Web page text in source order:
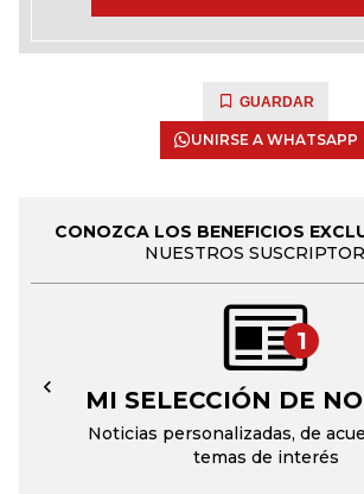
GUARDAR
UNIRSE A WHATSAPP
CONOZCA LOS BENEFICIOS
NUESTROS
1
MI SELECCIÓN DE
Noticias personalizadas, de
temas de interés
←